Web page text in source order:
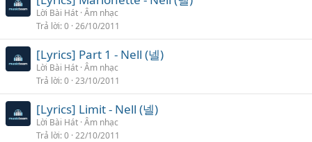
Lời Bài Hát Âm nhạc
Trả lời 0 26/10/2011
[Lyrics] Part 1 - Nell (넬)
Lời Bài Hát Âm nhạc
Trả lời 0 23/10/2011
[Lyrics] Limit - Nell (넬)
Lời Bài Hát Âm nhạc
Trả lời 0 22/10/2011